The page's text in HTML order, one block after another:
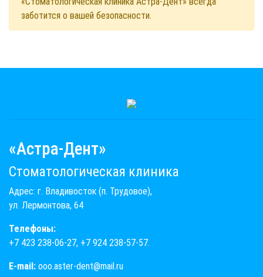
заботится о вашей безопасности.
«Астра-Дент»
Стоматологическая клиника
Адрес: г. Владивосток (п. Трудовое),
ул. Лермонтова, 64
Телефоны:
+7 423 238-06-27, +7 924 238-57-57.
E-mail: ooo.aster-dent@mail.ru